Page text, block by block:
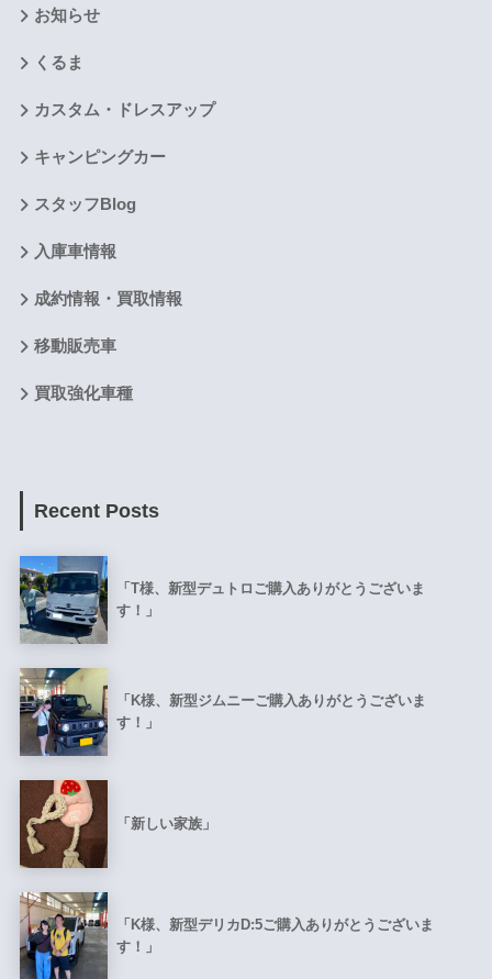
お知らせ
くるま
カスタム・ドレスアップ
キャンピングカー
スタッフBlog
入庫車情報
成約情報・買取情報
移動販売車
買取強化車種
Recent Posts
「T様、新型デュトロご購入ありがとうございま
す！」
「K様、新型ジムニーご購入ありがとうございま
す！」
「新しい家族」
「K様、新型デリカD:5ご購入ありがとうございま
す！」